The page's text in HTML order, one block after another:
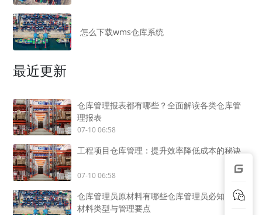
怎么下载wms仓库系统
最近更新
仓库管理报表都有哪些？全面解读各类仓库管
理报表
07-10 06:58
工程项目仓库管理：提升效率降低成本的秘诀
07-10 06:58
仓库管理员原材料有哪些仓库管理员必知的原
材料类型与管理要点